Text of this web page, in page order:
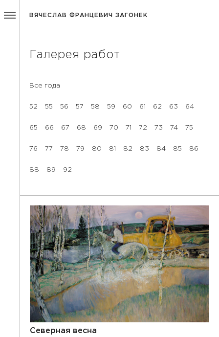
ВЯЧЕСЛАВ ФРАНЦЕВИЧ ЗАГОНЕК
Галерея работ
Все года
52 55 56 57 58 59 60 61 62 63 64
65 66 67 68 69 70 71 72 73 74 75
76 77 78 79 80 81 82 83 84 85 86
88 89 92
Северная весна